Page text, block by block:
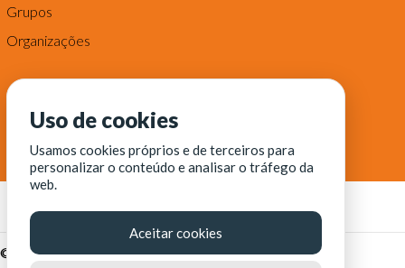
Grupos
Organizações
© Fortaleza Digital || CITINOVA - Fundação de Ciência,
Uso de cookies
Usamos cookies próprios e de terceiros para
personalizar o conteúdo e analisar o tráfego da
web.
Aceitar cookies